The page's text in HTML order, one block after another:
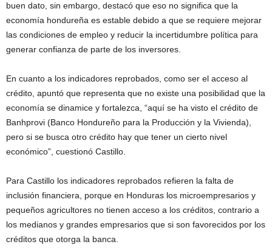
buen dato, sin embargo, destacó que eso no significa que la
economía hondureña es estable debido a que se requiere mejorar
las condiciones de empleo y reducir la incertidumbre política para
generar confianza de parte de los inversores.
En cuanto a los indicadores reprobados, como ser el acceso al
crédito, apuntó que representa que no existe una posibilidad que la
economía se dinamice y fortalezca, “aquí se ha visto el crédito de
Banhprovi (Banco Hondureño para la Producción y la Vivienda),
pero si se busca otro crédito hay que tener un cierto nivel
económico”, cuestionó Castillo.
Para Castillo los indicadores reprobados refieren la falta de
inclusión financiera, porque en Honduras los microempresarios y
pequeños agricultores no tienen acceso a los créditos, contrario a
los medianos y grandes empresarios que si son favorecidos por los
créditos que otorga la banca.